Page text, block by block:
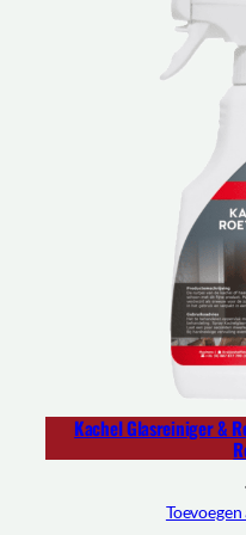
Kachel Glasreiniger &